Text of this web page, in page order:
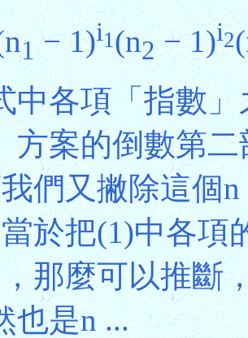
1− 1)i1(n2− 1)i2
中各項「指數
方案的倒數第
們又撇除這個
於把(1)中各項
那麼可以推斷
也是n ...